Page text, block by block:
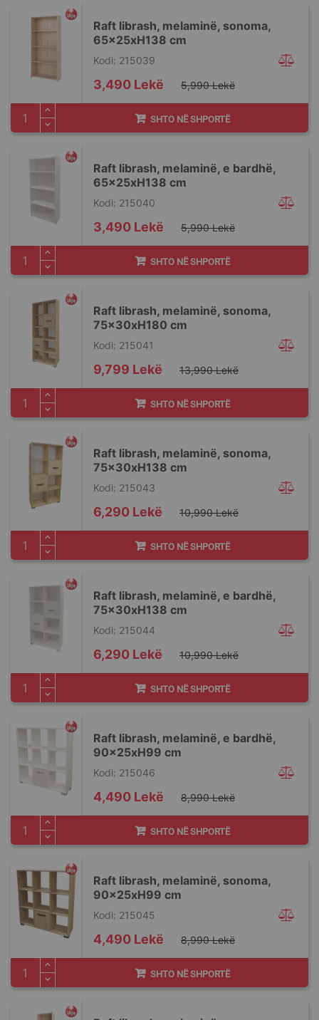
Raft librash, melaminë, sonoma,
65x25xH138 cm
Kodi: 215039
Special
Price
3,490 Lekë 5,990 Lekë
SHTO NË SHPORTË
Raft librash, melaminë, e bardhë,
65x25xH138 cm
Kodi: 215040
Special
Price
3,490 Lekë 5,990 Lekë
SHTO NË SHPORTË
Raft librash, melaminë, sonoma,
75x30xH180 cm
Kodi: 215041
Special
Price
9,799 Lekë 13,990 Lekë
SHTO NË SHPORTË
Raft librash, melaminë, sonoma,
75x30xH138 cm
Kodi: 215043
Special
Price
6,290 Lekë 10,990 Lekë
SHTO NË SHPORTË
Raft librash, melaminë, e bardhë,
75x30xH138 cm
Kodi: 215044
Special
Price
6,290 Lekë 10,990 Lekë
SHTO NË SHPORTË
Raft librash, melaminë, e bardhë,
90x25xH99 cm
Kodi: 215046
Special
Price
4,490 Lekë 8,990 Lekë
SHTO NË SHPORTË
Raft librash, melaminë, sonoma,
90x25xH99 cm
Kodi: 215045
Special
Price
4,490 Lekë 8,990 Lekë
SHTO NË SHPORTË